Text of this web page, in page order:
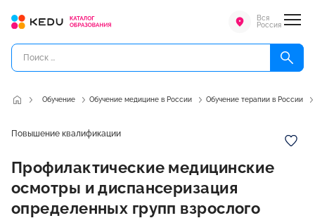
Вся
Россия
Обучение Обучение медицине в России Обучение терапии в России
Повышение квалификации
Профилактические медицинские
осмотры и диспансеризация
определенных групп взрослого